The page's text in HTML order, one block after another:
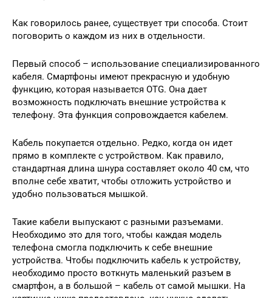
Как говорилось ранее, существует три способа. Стоит
поговорить о каждом из них в отдельности.
Первый способ – использование специализированного
кабеля. Смартфоны имеют прекрасную и удобную
функцию, которая называется OTG. Она дает
возможность подключать внешние устройства к
телефону. Эта функция сопровождается кабелем.
Кабель покупается отдельно. Редко, когда он идет
прямо в комплекте с устройством. Как правило,
стандартная длина шнура составляет около 40 см, что
вполне себе хватит, чтобы отложить устройство и
удобно пользоваться мышкой.
Такие кабели выпускают с разными разъемами.
Необходимо это для того, чтобы каждая модель
телефона смогла подключить к себе внешние
устройства. Чтобы подключить кабель к устройству,
необходимо просто воткнуть маленький разъем в
смартфон, а в большой – кабель от самой мышки. На